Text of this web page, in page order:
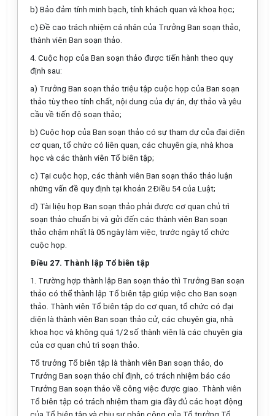
b) Bảo đảm tính minh bạch, tính khách quan và khoa học;
c)Đề cao trách nhiệm cá nhân của Trưởng Ban soạn thảo,
thành viên Ban soạn thảo.
4. Cuộc họp của Ban soạn thảo được tiến hành theo quy
định sau:
a) Trưởng Ban soạn thảo triệu tập cuộc họp của Ban soạn
thảo tùy theo tính chất, nội dung của dự án, dự thảo và yêu
cầu về tiến độ soạn thảo;
b) Cuộc họp của Ban soạn thảo có sự tham dự của đại diện
cơ quan, tổ chức có liên quan, các chuyên gia, nhà khoa
học và các thành viên Tổ biên tập;
c) Tại cuộc họp, các thành viên Ban soạn thảo thảo luận
những vấn đề quy định tại khoản 2 Điều 54 của Luật;
d) Tài liệu họp Ban soạn thảo phải được cơ quan chủ trì
soạn thảo chuẩn bị và gửi đến các thành viên Ban soạn
thảo chậm nhất là 05 ngày làm việc, trước ngày tổ chức
cuộc họp.
Điều 27. Thành lập Tổ biên tập
1. Trường hợp thành lập Ban soạn thảo thì Trưởng Ban soạn
thảo có thể thành lập Tổ biên tập giúp việc cho Ban soạn
thảo. Thành viên Tổ biên tập do cơ quan, tổ chức có đại
diện là thành viên Ban soạn thảo cử, các chuyên gia, nhà
khoa học và không quá 1/2 số thành viên là các chuyên gia
của cơ quan chủ trì soạn thảo.
Tổ trưởng Tổ biên tập là thành viên Ban soạn thảo, do
Trưởng Ban soạn thảo chỉ định, có trách nhiệm báo cáo
Trưởng Ban soạn thảo về công việc được giao. Thành viên
Tổ biên tập có trách nhiệm tham gia đầy đủ các hoạt động